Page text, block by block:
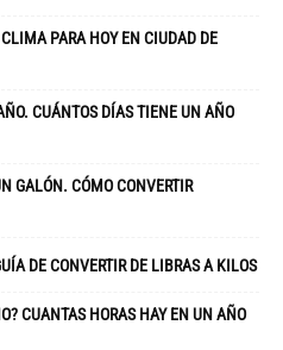
PARA HOY EN CIUDAD DE
CUÁNTOS DÍAS TIENE UN AÑO
GALÓN. CÓMO CONVERTIR
DE CONVERTIR DE LIBRAS A KILOS
CUANTAS HORAS HAY EN UN AÑO